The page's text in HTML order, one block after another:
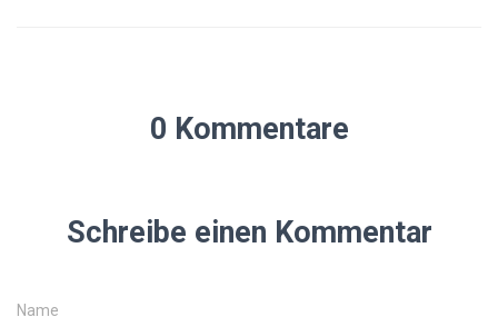
0 Kommentare
Schreibe einen Kommentar
Name